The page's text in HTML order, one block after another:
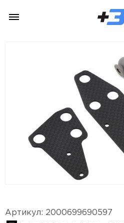
Артикул: 2000699690597